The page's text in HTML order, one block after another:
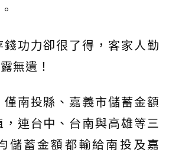
功力卻很了得，客家人勤
無遺！
南投縣、嘉義市儲蓄金額
連台中、台南與高雄等三
儲蓄金額都輸給南投及嘉